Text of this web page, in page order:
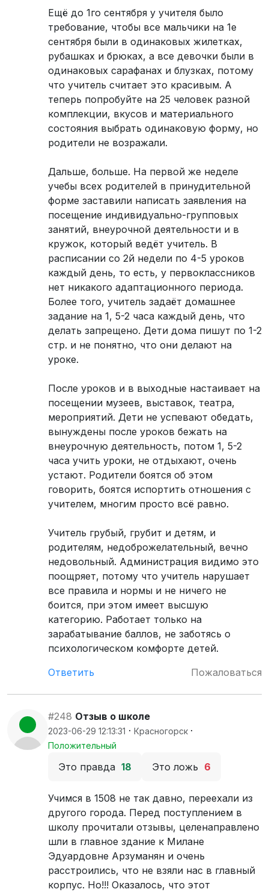
Ещё до 1го сентября у учителя было
требование, чтобы все мальчики на 1е
сентября были в одинаковых жилетках,
рубашках и брюках, а все девочки были в
одинаковых сарафанах и блузках, потому
что учитель считает это красивым. А
теперь попробуйте на 25 человек разной
комплекции, вкусов и материального
состояния выбрать одинаковую форму, но
родители не возражали.
Дальше, больше. На первой же неделе
учебы всех родителей в принудительной
форме заставили написать заявления на
посещение индивидуально-групповых
занятий, внеурочной деятельности и в
кружок, который ведёт учитель. В
расписании со 2й недели по 4-5 уроков
каждый день, то есть, у первоклассников
нет никакого адаптационного периода.
Более того, учитель задаёт домашнее
задание на 1, 5-2 часа каждый день, что
делать запрещено. Дети дома пишут по 1-2
стр. и не понятно, что они делают на
уроке.
После уроков и в выходные настаивает на
посещении музеев, выставок, театра,
мероприятий. Дети не успевают обедать,
вынуждены после уроков бежать на
внеурочную деятельность, потом 1, 5-2
часа учить уроки, не отдыхают, очень
устают. Родители боятся об этом
говорить, боятся испортить отношения с
учителем, многим просто всё равно.
Учитель грубый, грубит и детям, и
родителям, недоброжелательный, вечно
недовольный. Администрация видимо это
поощряет, потому что учитель нарушает
все правила и нормы и не ничего не
боится, при этом имеет высшую
категорию. Работает только на
зарабатывание баллов, не заботясь о
психологическом комфорте детей.
Ответить
Пожаловаться
#248 Отзыв о школе
2023-06-29 12:13:31 · Красногорск ·
Положительный
Это правда 18 Это ложь 6
Учимся в 1508 не так давно, переехали из
другого города. Перед поступлением в
школу прочитали отзывы, целенаправлено
шли в главное здание к Милане
Эдуардовне Арзуманян и очень
расстроились, что не взяли нас в главный
корпус. Но!!! Оказалось, что этот